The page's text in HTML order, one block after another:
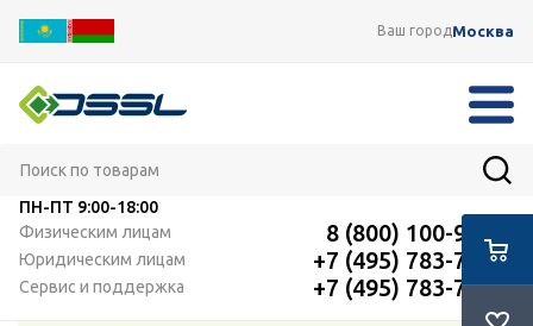
Ваш городМосква
ПН-ПТ 9:00-18:00
Физическим лицам
8 (800) 100-91-12
Юридическим лицам +7 (495) 783-72-87
Сервис и поддержка +7 (495) 783-72-87